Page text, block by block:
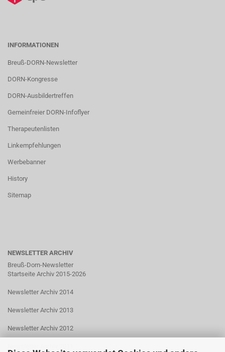
INFORMATIONEN
Breuß-DORN-Newsletter
DORN-Kongresse
DORN-Ausbildertreffen
Gemeinfreier DORN-Infoflyer
Therapeutenlisten
Linkempfehlungen
Werbebanner
History
Sitemap
NEWSLETTER ARCHIV
Breuß-Dorn-Newsletter
Startseite Archiv 2015-2026
Newsletter Archiv 2014
Newsletter Archiv 2013
Newsletter Archiv 2012